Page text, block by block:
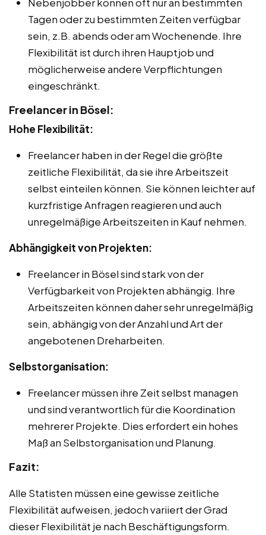
Tagen oder zu bestimmten Zeiten verfügbar
sein, z.B. abends oder am Wochenende. Ihre
Flexibilität ist durch ihren Hauptjob und
möglicherweise andere Verpflichtungen
eingeschränkt.
Freelancer in Bösel:
Hohe Flexibilität:
Freelancer haben in der Regel die größte
zeitliche Flexibilität, da sie ihre Arbeitszeit
selbst einteilen können. Sie können leichter auf
kurzfristige Anfragen reagieren und auch
unregelmäßige Arbeitszeiten in Kauf nehmen.
Abhängigkeit von Projekten:
Freelancer in Bösel sind stark von der
Verfügbarkeit von Projekten abhängig. Ihre
Arbeitszeiten können daher sehr unregelmäßig
sein, abhängig von der Anzahl und Art der
angebotenen Dreharbeiten.
Selbstorganisation:
Freelancer müssen ihre Zeit selbst managen
und sind verantwortlich für die Koordination
mehrerer Projekte. Dies erfordert ein hohes
Maß an Selbstorganisation und Planung.
Fazit:
Alle Statisten müssen eine gewisse zeitliche
Flexibilität aufweisen, jedoch variiert der Grad
dieser Flexibilität je nach Beschäftigungsform.